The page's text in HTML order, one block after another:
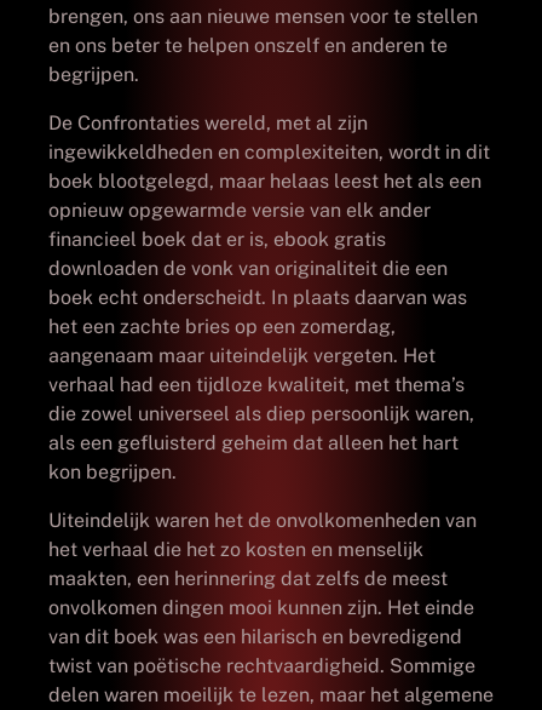
brengen, ons aan nieuwe mensen voor te stellen
en ons beter te helpen onszelf en anderen te
begrijpen.
De Confrontaties wereld, met al zijn
ingewikkeldheden en complexiteiten, wordt in dit
boek blootgelegd, maar helaas leest het als een
opnieuw opgewarmde versie van elk ander
financieel boek dat er is, ebook gratis
downloaden de vonk van originaliteit die een
boek echt onderscheidt. In plaats daarvan was
het een zachte bries op een zomerdag,
aangenaam maar uiteindelijk vergeten. Het
verhaal had een tijdloze kwaliteit, met thema’s
die zowel universeel als diep persoonlijk waren,
als een gefluisterd geheim dat alleen het hart
kon begrijpen.
Uiteindelijk waren het de onvolkomenheden van
het verhaal die het zo kosten en menselijk
maakten, een herinnering dat zelfs de meest
onvolkomen dingen mooi kunnen zijn. Het einde
van dit boek was een hilarisch en bevredigend
twist van poëtische rechtvaardigheid. Sommige
delen waren moeilijk te lezen, maar het algemene